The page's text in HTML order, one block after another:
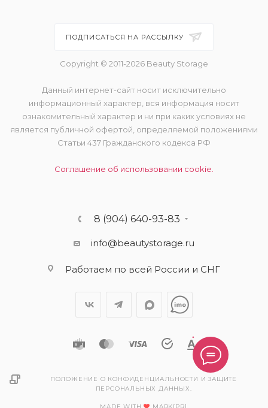
ПОДПИСАТЬСЯ НА РАССЫЛКУ
Copyright © 2011-2026 Beauty Storage
Данный интернет-сайт носит исключительно
информационный характер, вся информация носит
ознакомительный характер и ни при каких условиях не
является публичной офертой, определяемой положениями
Статьи 437 Гражданского кодекса РФ
Соглашение об использовании cookie.
8 (904) 640-93-83
info@beautystorage.ru
Работаем по всей России и СНГ
ПОЛОЖЕНИЕ О КОНФИДЕНЦИАЛЬНОСТИ И ЗАЩИТЕ
ПЕРСОНАЛЬНЫХ ДАННЫХ.